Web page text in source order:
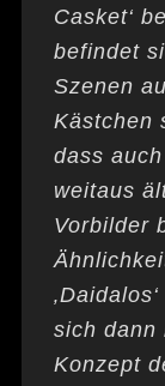
Casket‘
befindet
Szenen
Kästchen
dass
weitaus
Vorbilder
sich dann
Konzept